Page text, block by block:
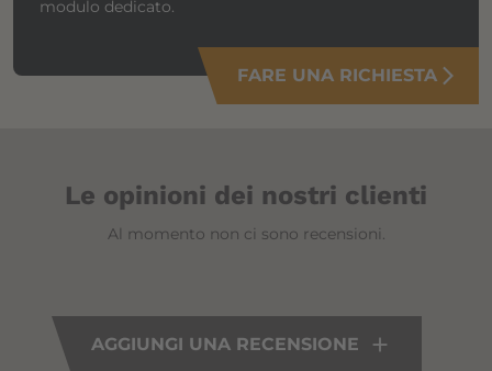
modulo dedicato.
FARE UNA RICHIESTA arrow_forward_ios
Le opinioni dei nostri clienti
Al momento non ci sono recensioni.
AGGIUNGI UNA RECENSIONE